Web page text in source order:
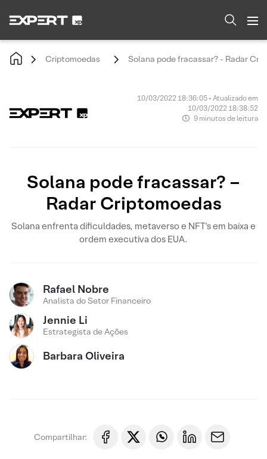
Criptomoedas Solana pode fracassar? - Radar
10/03/2022 18:36:05 • Atualizado em
10/03/2022 18:38:52
9 minutos de leitura
Solana pode fracassar? –
Radar Criptomoedas
Solana enfrenta dificuldades, metaverso e NFT's em baixa e
ordem executiva dos EUA.
Rafael Nobre
Analista do Setor Financeiro
Jennie Li
Estrategista de Ações
Barbara Oliveira
Compartilhar: